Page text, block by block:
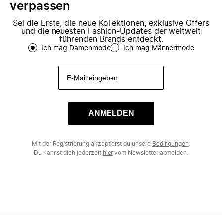
verpassen
Sei die Erste, die neue Kollektionen, exklusive Offers
und die neuesten Fashion-Updates der weltweit
führenden Brands entdeckt.
Ich mag Damenmode Ich mag Männermode
ANMELDEN
Mit der Registrierung akzeptierst du unsere Bedingungen
Du kannst dich jederzeit hiervom Newsletter abmelden.